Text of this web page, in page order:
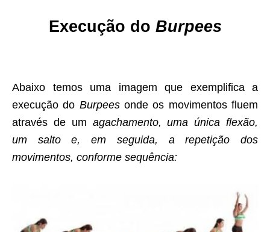
Execução do Burpees
Abaixo temos uma imagem que exemplifica a
execução do Burpeesonde os movimentos fluem
através de um agachamento, uma única flexão,
um salto e, em seguida, a repetição dos
movimentos, conforme sequência: